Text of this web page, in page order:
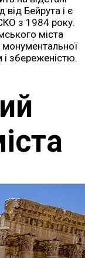
від Бейрута і є
з 1984 року.
міста
монументальної
збереженістю.